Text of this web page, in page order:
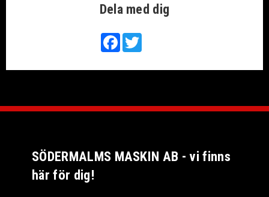
Dela med dig
FacebookTwitter
SÖDERMALMS MASKIN AB - vi finns
här för dig!